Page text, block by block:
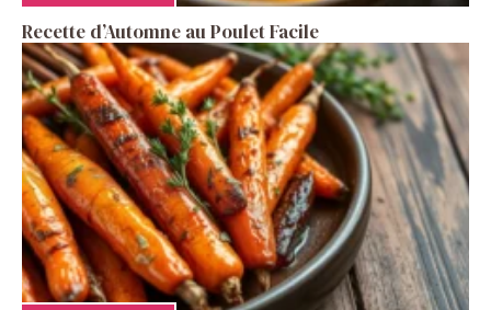
Recette d’Automne au Poulet Facile